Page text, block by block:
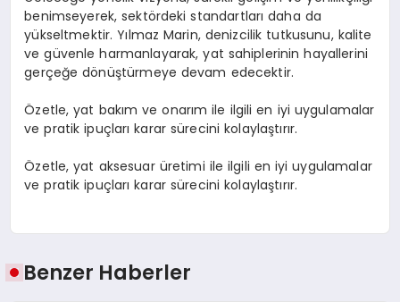
benimseyerek, sektördeki standartları daha da
yükseltmektir. Yılmaz Marin, denizcilik tutkusunu, kalite
ve güvenle harmanlayarak, yat sahiplerinin hayallerini
gerçeğe dönüştürmeye devam edecektir.
Özetle, yat bakım ve onarım ile ilgili en iyi uygulamalar
ve pratik ipuçları karar sürecini kolaylaştırır.
Özetle, yat aksesuar üretimi ile ilgili en iyi uygulamalar
ve pratik ipuçları karar sürecini kolaylaştırır.
Benzer Haberler